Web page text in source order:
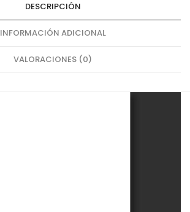
DESCRIPCIÓN
INFORMACIÓN ADICIONAL
VALORACIONES (0)